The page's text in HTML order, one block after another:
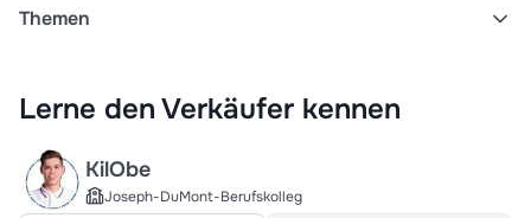
Themen
Ausbildung
Kaufmann Kommunikation
Steuerung und kontrolle
Steuern
Rechnung
Rechnungswesen
Lerne den Verkäufer kennen
KilObe
Joseph-DuMont-Berufskolleg